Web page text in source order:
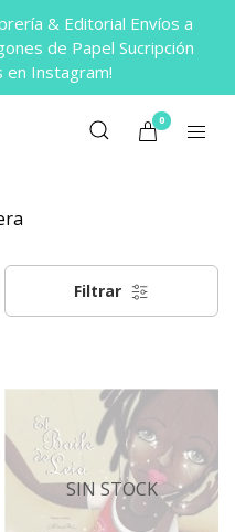
& Editorial Envíos a
de Papel Sucripción
en Instagram!
0
Filtrar
SIN STOCK